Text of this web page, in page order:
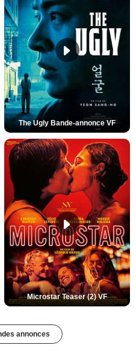
The Ugly Bande-annonce VF
Microstar Teaser (2) VF
annonces